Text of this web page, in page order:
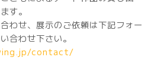
す。
わせ、展示のご依頼は下記フォー
合わせ下さい。
contact/